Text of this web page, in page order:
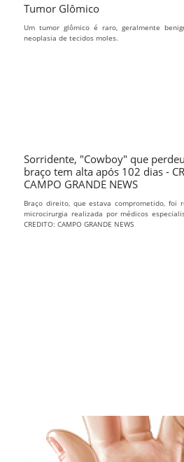
Tumor Glômico
Um tumor glômico é raro, geralmente
neoplasia de tecidos moles.
Sorridente, "Cowboy" que
braço tem alta após 102 dias -
CAMPO GRANDE NEWS
Braço direito, que estava comprometido, foi
microcirurgia realizada por médicos
CREDITO: CAMPO GRANDE NEWS